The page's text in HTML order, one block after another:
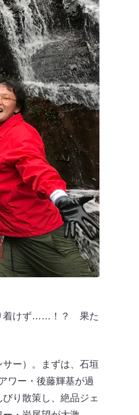
り着けず……！？ 果た
ー）。まずは、石垣
ワー・後藤輝基が過
り散策し、絶品ジェ